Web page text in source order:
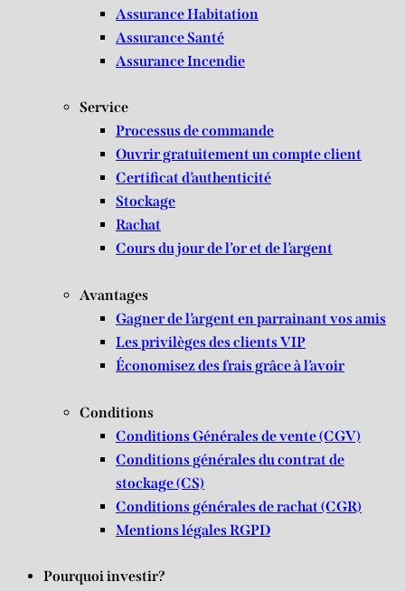
Assurance Habitation
Assurance Santé
Assurance Incendie
Service
Processus de commande
Ouvrir gratuitement un compte client
Certificat d’authenticité
Stockage
Rachat
Cours du jour de l’or et de l’argent
Avantages
Gagner de l’argent en parrainant vos amis
Les privilèges des clients VIP
Économisez des frais grâce à l’avoir
Conditions
Conditions Générales de vente (CGV)
Conditions générales du contrat de
stockage (CS)
Conditions générales de rachat (CGR)
Mentions légales RGPD
Pourquoi investir?